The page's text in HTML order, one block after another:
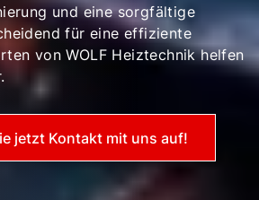
und eine sorgfältige
für eine effiziente
von WOLF Heiztechnik helfen
jetzt Kontakt mit uns auf!
finden